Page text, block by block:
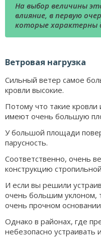
На выбор величины
влияние, в первую
которые характерны
Ветровая нагрузка
Сильный ветер самое
кровли высокие.
Потому что такие кровли
имеют очень большую
У большой площади
парусность.
Соответственно, очень
конструкцию
И если вы решили
очень большим уклоном,
очень прочном
Однако в районах, где
небезопасно устраивать